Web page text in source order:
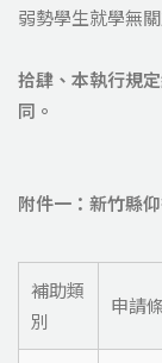
弱勢學生就學無
拾肆、本執行規
同。
附件一：新竹縣
補助類
別
申請